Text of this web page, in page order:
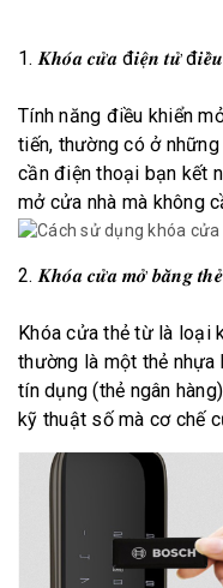
1. 𝑲𝒉𝒐́𝒂 𝒄𝒖̛̉𝒂 đ𝒊𝒆̣̂𝒏 𝒕𝒖̛̉
Tính năng điều khiển
tiến, thường có ở
cần điện thoại bạn kết
mở cửa nhà mà không
2. 𝑲𝒉𝒐́𝒂 𝒄𝒖̛̉𝒂 𝒎𝒐̛̉ 𝒃𝒂̆̀𝒏𝒈
Khóa cửa thẻ từ là loại
thường là một thẻ nhựa
tín dụng (thẻ ngân
kỹ thuật số mà cơ chế